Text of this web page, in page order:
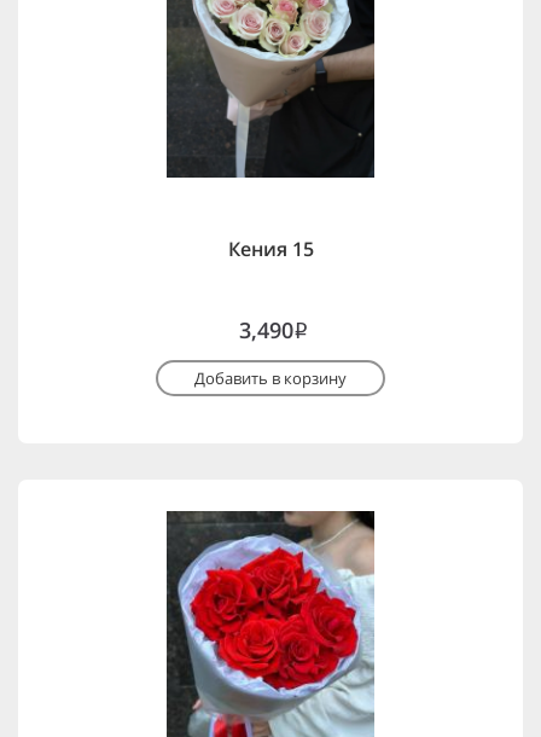
Кения 15
3,490i
Добавить в корзину